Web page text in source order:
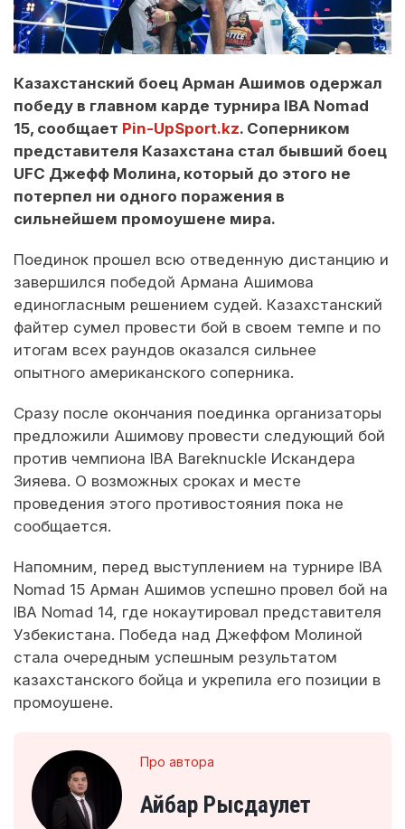
Казахстанский боец Арман Ашимов одержал
победу в главном карде турнира IBA Nomad
15, сообщает Pin-UpSport.kz. Соперником
представителя Казахстана стал бывший боец
UFC Джефф Молина, который до этого не
потерпел ни одного поражения в
сильнейшем промоушене мира.
Поединок прошел всю отведенную дистанцию и
завершился победой Армана Ашимова
единогласным решением судей. Казахстанский
файтер сумел провести бой в своем темпе и по
итогам всех раундов оказался сильнее
опытного американского соперника.
Сразу после окончания поединка организаторы
предложили Ашимову провести следующий бой
против чемпиона IBA Bareknuckle Искандера
Зияева. О возможных сроках и месте
проведения этого противостояния пока не
сообщается.
Напомним, перед выступлением на турнире IBA
Nomad 15 Арман Ашимов успешно провел бой на
IBA Nomad 14, где нокаутировал представителя
Узбекистана. Победа над Джеффом Молиной
стала очередным успешным результатом
казахстанского бойца и укрепила его позиции в
промоушене.
Про автора
Айбар Рысдаулет